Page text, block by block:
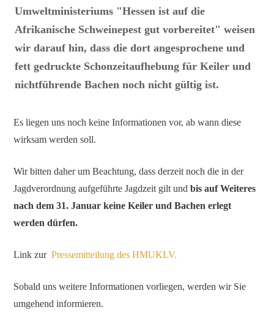
Umweltministeriums "Hessen ist auf die
Afrikanische Schweinepest gut vorbereitet" weisen
wir darauf hin, dass die dort angesprochene und
fett gedruckte Schonzeitaufhebung für Keiler und
nichtführende Bachen noch nicht gültig ist.
Es liegen uns noch keine Informationen vor, ab wann diese
wirksam werden soll.
Wir bitten daher um Beachtung, dass derzeit noch die in der
Jagdverordnung aufgeführte Jagdzeit gilt undbis auf Weiteres
nach dem 31. Januar keine Keiler und Bachen erlegt
werden dürfen.
Link zurPressemitteilung des HMUKLV.
Sobald uns weitere Informationen vorliegen, werden wir Sie
umgehend informieren.